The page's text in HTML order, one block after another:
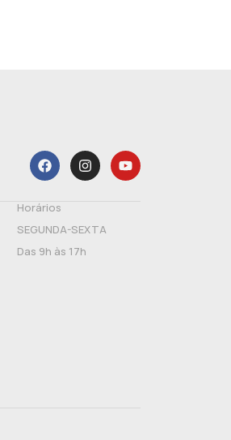
Horários
SEGUNDA-SEXTA
Das 9h às 17h